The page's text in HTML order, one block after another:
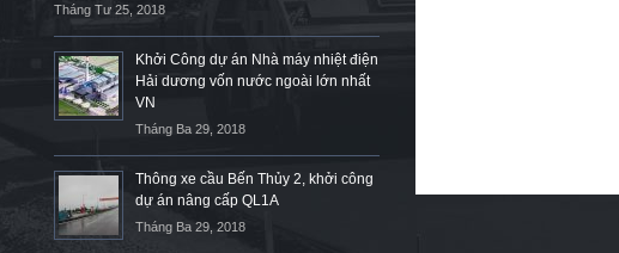
Tháng Tư 25, 2018
Khởi Công dự án Nhà máy nhiệt điện
Hải dương vốn nước ngoài lớn nhất
VN
Tháng Ba 29, 2018
Thông xe cầu Bến Thủy 2, khởi công
dự án nâng cấp QL1A
Tháng Ba 29, 2018